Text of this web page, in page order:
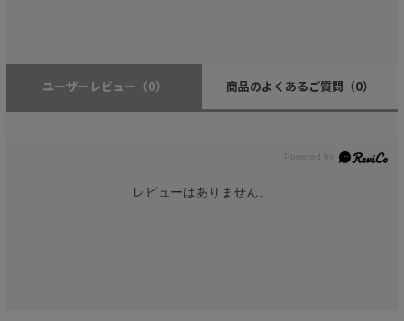
ユーザーレビュー （0） 商品のよくあるご質問 （0）
レビューはありません。